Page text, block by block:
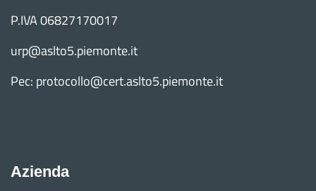
P.IVA 06827170017
urp@aslto5.piemonte.it
Pec: protocollo@cert.aslto5.piemonte.it
Azienda